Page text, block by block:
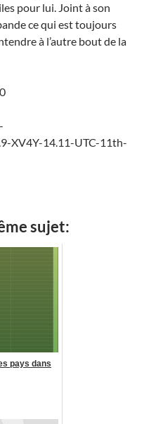
pour lui. Joint à son
ce qui est toujours
à l’autre bout de la
XV4Y-14.11-UTC-11th-
sujet:
pays dans